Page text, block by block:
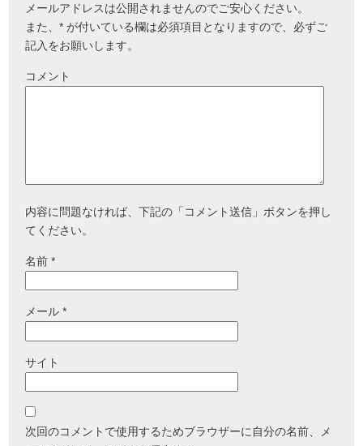
メールアドレスは公開されませんのでご安心ください。
また、* が付いている欄は必須項目となりますので、必ずご
記入をお願いします。
コメント
内容に問題なければ、下記の「コメント送信」ボタンを押し
てください。
名前*
メール*
サイト
次回のコメントで使用するためブラウザーに自分の名前、メ